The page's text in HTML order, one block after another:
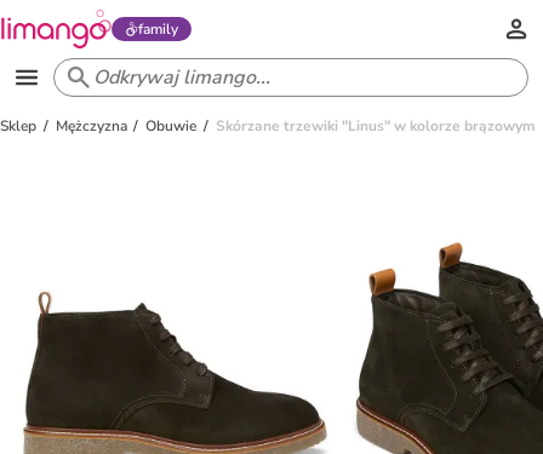
family
Sklep Mężczyzna Obuwie Skórzane trzewiki "Linus" w kolorze brązowym